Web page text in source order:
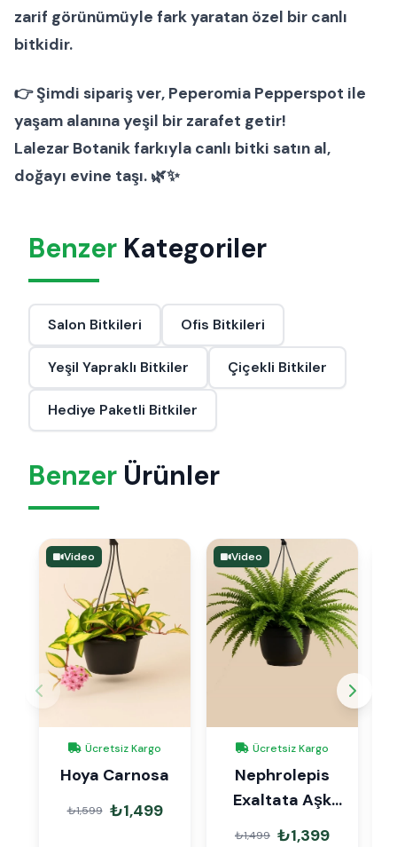
zarif görünümüyle fark yaratan özel bir canlı
bitkidir.
👉Şimdi sipariş ver, Peperomia Pepperspot ile
yaşam alanına yeşil bir zarafet getir!
Lalezar Botanikfarkıyla canlı bitki satın al,
doğayı evine taşı. 🌿✨
Benzer Kategoriler
Salon Bitkileri Ofis Bitkileri
Yeşil Yapraklı Bitkiler Çiçekli Bitkiler
Hediye Paketli Bitkiler
Benzer Ürünler
Video
Ücretsiz Kargo
Hoya Carnosa
₺1,599 ₺1,499
Video
Ücretsiz Kargo
Nephrolepis
Exaltata Aşk
Merdiveni Askılı
₺1,499 ₺1,399